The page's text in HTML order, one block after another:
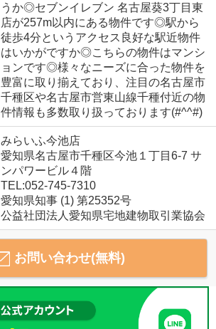
うか◎セブンイレブン 名古屋葵3丁目東
店が257m以内にある物件です◎駅から
徒歩4分というアクセス良好な駅近物件
はいかがですか◎こちらの物件はマンシ
ョンです◎様々なニーズに合った物件を
豊富に取り揃えており、注目の名古屋市
千種区や名古屋市営東山線千種付近の物
件情報も多数取り扱っております(#^^#)
みらいふ今池店
愛知県名古屋市千種区今池１丁目6-7 サ
ンパワービル４階
TEL:052-745-7310
愛知県知事 (1) 第25352号
公益社団法人愛知県宅地建物取引業協会
お問い合わせ(無料)